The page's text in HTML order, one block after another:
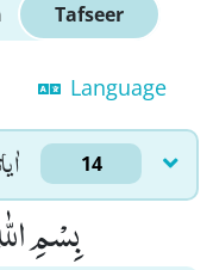
Tafseer
Language
14
بِسْمِ